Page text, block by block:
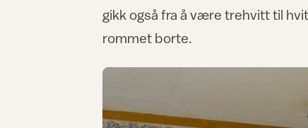
gikk også fra å være trehvitt til
rommet borte.